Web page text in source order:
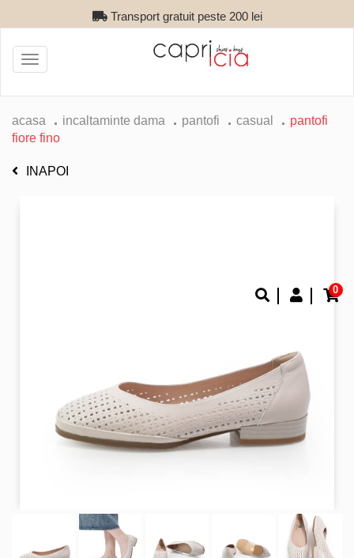
Transport gratuit peste 200 lei
0
Toggle
navigation
acasa incaltaminte dama pantofi casual
pantofi
fiore fino
INAPOI